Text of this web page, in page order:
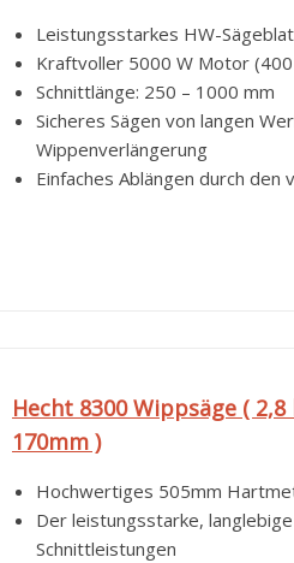
Leistungsstarkes HW-
Kraftvoller 5000 W Motor
Schnittlänge: 250 – 1000 mm
Sicheres Sägen von langen
Wippenverlängerung
Einfaches Ablängen durch
Hecht 8300 Wippsäge (
170mm )
Hochwertiges 505mm
Der leistungsstarke,
Schnittleistungen